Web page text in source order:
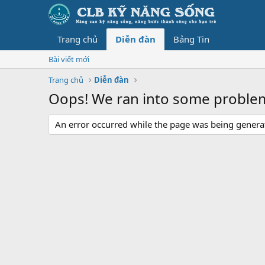
Trang chủ Diễn đàn Bảng Tin
Bài viết mới
Trang chủ
Diễn đàn
Oops! We ran into some
An error occurred while the page was being